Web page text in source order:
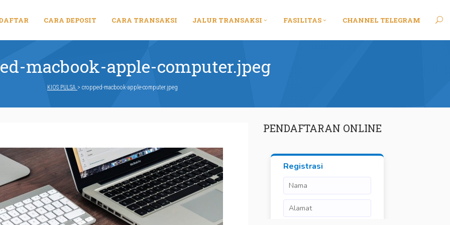
CARA DEPOSIT CARA TRANSAKSI JALUR TRANSAKSI FASILITAS CHANNEL TELEGRAM
macbook-apple-computer.jpeg
KIOS PULSA > cropped-macbook-apple-computer.jpeg
cropped-
macbook-
apple-
computer.jpeg
PENDAFTARAN ONLINE